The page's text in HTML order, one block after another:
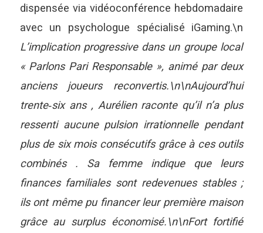
dispensée via vidéoconférence hebdomadaire
avec un psychologue spécialisé iGaming.\n
L’implication progressive dans un groupe local
« Parlons Pari Responsable », animé par deux
anciens joueurs reconvertis.\n\nAujourd’hui
trente‑six ans , Aurélien raconte qu’il n’a plus
ressenti aucune pulsion irrationnelle pendant
plus de six mois consécutifs grâce à ces outils
combinés . Sa femme indique que leurs
finances familiales sont redevenues stables ;
ils ont même pu financer leur première maison
grâce au surplus économisé.\n\nFort fortifié